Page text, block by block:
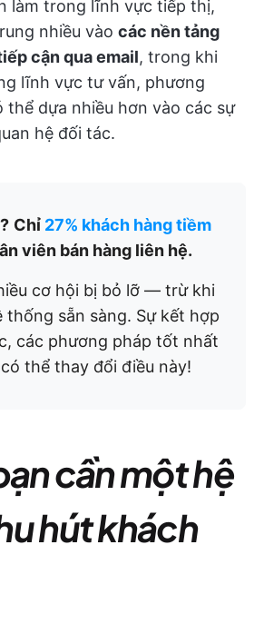
làm trong lĩnh vực tiếp thị,
nhiều vào các nền tảng
cận qua email, trong khi
lĩnh vực tư vấn, phương
thể dựa nhiều hơn vào các sự
hệ đối tác.
Chỉ 27% khách hàng tiềm
viên bán hàng liên hệ.
cơ hội bị bỏ lỡ — trừ khi
thống sẵn sàng. Sự kết hợp
các phương pháp tốt nhất
thể thay đổi điều này!
cần một hệ
hút khách